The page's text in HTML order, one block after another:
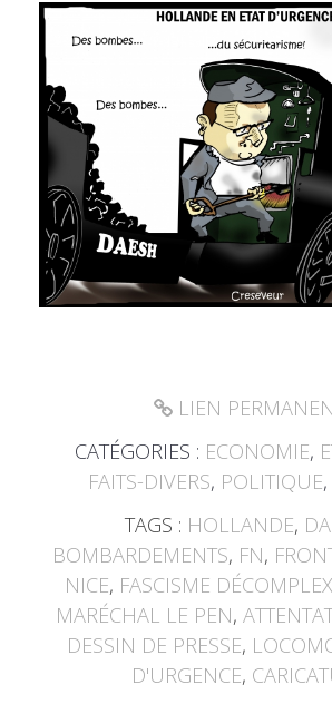
LIEN
CATÉGORIES : ECONOMIE,
FAITS-DIVERS, POLITIQUE,
TAGS : HOLLANDE,
BOMBARDEMENTS, FN,
NICE, FASCISME
MARÉCHAL LE PEN,
DESSIN DE PRESSE,
D'URGENCE,